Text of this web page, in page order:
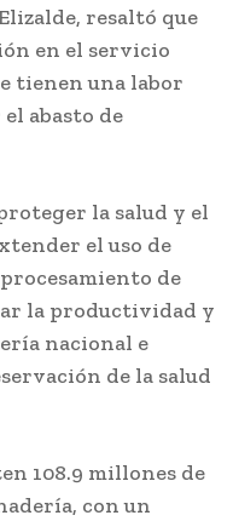
resaltó que
en el servicio
tienen una labor
abasto de
la salud y el
el uso de
de
la productividad y
nacional e
de la salud
108.9 millones de
con un